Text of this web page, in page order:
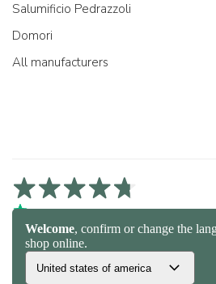
Salumificio Pedrazzoli
Domori
All manufacturers
4,9/5 on Trustcart
4,7/5 on Google
© 2026 Spaghetti e Mandolino SRL -